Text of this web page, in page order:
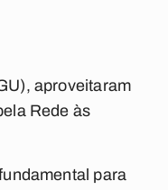
aproveitaram
Rede às
para